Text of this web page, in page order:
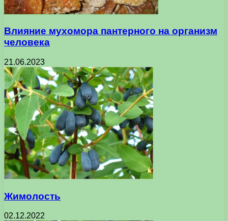
Влияние мухомора пантерного на организм
человека
21.06.2023
Жимолость
02.12.2022